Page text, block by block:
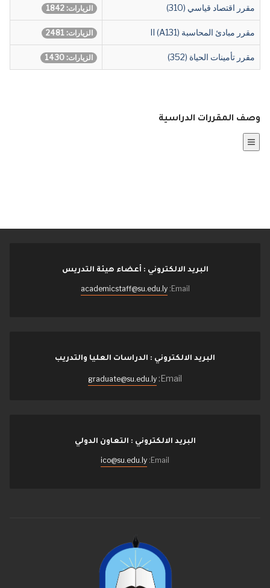
مقرر اقتصاد قياسي (310) الزيارات: 1842
مقرر مبادئ المحاسبة (A131) II الزيارات: 2481
مقرر تأمينات الحياة (352) الزيارات: 1430
وصف المقررات الدراسية
البريد الالكتروني : أعضاء هيئة التدريس
Email:
academicstaff@su.edu.ly
البريد الالكتروني : الدراسات العليا والتدريب
Email:
graduate@su.edu.ly
البريد الالكتروني : التعاون الدولي
Email:
ico@su.edu.ly